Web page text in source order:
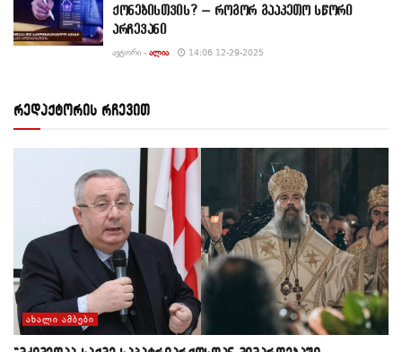
ქონებისთვის? – როგორ გააკეთო სწორი
არჩევანი
ᲐᲕᲢᲝᲠᲘ - ᲐᲚᲘᲐ 14:06 12-29-2025
რედაქტორის რჩევით
ᲐᲮᲐᲚᲘ ᲐᲛᲑᲔᲑᲘ